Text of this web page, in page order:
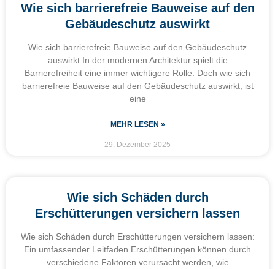
Wie sich barrierefreie Bauweise auf den
Gebäudeschutz auswirkt
Wie sich barrierefreie Bauweise auf den Gebäudeschutz
auswirkt In der modernen Architektur spielt die
Barrierefreiheit eine immer wichtigere Rolle. Doch wie sich
barrierefreie Bauweise auf den Gebäudeschutz auswirkt, ist
eine
MEHR LESEN »
29. Dezember 2025
Wie sich Schäden durch
Erschütterungen versichern lassen
Wie sich Schäden durch Erschütterungen versichern lassen:
Ein umfassender Leitfaden Erschütterungen können durch
verschiedene Faktoren verursacht werden, wie